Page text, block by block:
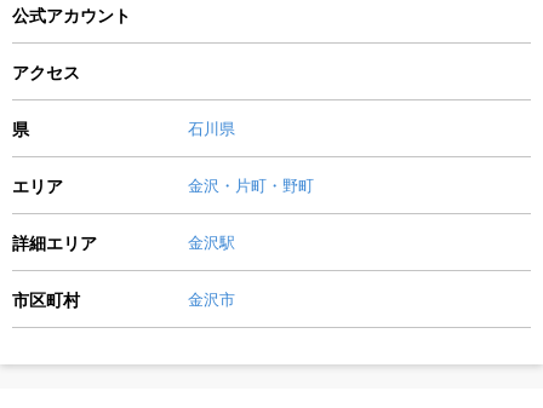
公式アカウント
アクセス
県 石川県
エリア 金沢・片町・野町
詳細エリア 金沢駅
市区町村 金沢市